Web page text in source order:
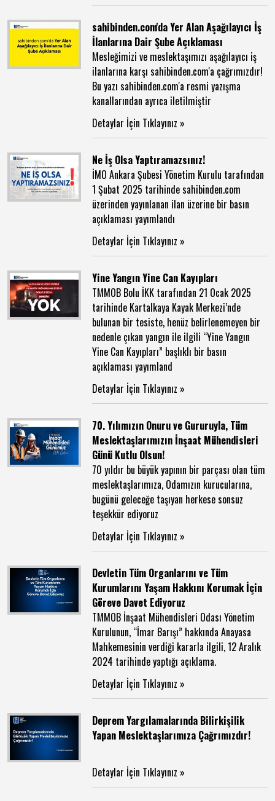
sahibinden.com'da Yer Alan Aşağılayıcı İş
İlanlarına Dair Şube Açıklaması
Mesleğimizi ve meslektaşımızı aşağılayıcı iş
ilanlarına karşı sahibinden.com'a çağrımızdır!
Bu yazı sahibinden.com'a resmi yazışma
kanallarından ayrıca iletilmiştir
Detaylar İçin Tıklayınız »
Ne İş Olsa Yaptıramazsınız!
İMO Ankara Şubesi Yönetim Kurulu tarafından
1 Şubat 2025 tarihinde sahibinden.com
üzerinden yayınlanan ilan üzerine bir basın
açıklaması yayımlandı
Detaylar İçin Tıklayınız »
Yine Yangın Yine Can Kayıpları
TMMOB Bolu İKK tarafından 21 Ocak 2025
tarihinde Kartalkaya Kayak Merkezi’nde
bulunan bir tesiste, henüz belirlenemeyen bir
nedenle çıkan yangın ile ilgili “Yine Yangın
Yine Can Kayıpları” başlıklı bir basın
açıklaması yayımland
Detaylar İçin Tıklayınız »
70. Yılımızın Onuru ve Gururuyla, Tüm
Meslektaşlarımızın İnşaat Mühendisleri
Günü Kutlu Olsun!
70 yıldır bu büyük yapının bir parçası olan tüm
meslektaşlarımıza, Odamızın kurucularına,
bugünü geleceğe taşıyan herkese sonsuz
teşekkür ediyoruz
Detaylar İçin Tıklayınız »
Devletin Tüm Organlarını ve Tüm
Kurumlarını Yaşam Hakkını Korumak İçin
Göreve Davet Ediyoruz
TMMOB İnşaat Mühendisleri Odası Yönetim
Kurulunun, “İmar Barışı” hakkında Anayasa
Mahkemesinin verdiği kararla ilgili, 12 Aralık
2024 tarihinde yaptığı açıklama.
Detaylar İçin Tıklayınız »
Deprem Yargılamalarında Bilirkişilik
Yapan Meslektaşlarımıza Çağrımızdır!
Detaylar İçin Tıklayınız »